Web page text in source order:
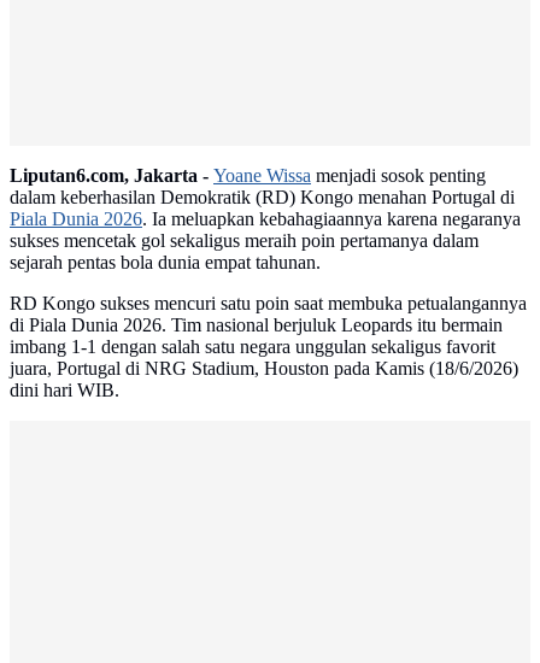
Liputan6.com, Jakarta - Yoane Wissa menjadi sosok penting
dalam keberhasilan Demokratik (RD) Kongo menahan Portugal di
Piala Dunia 2026. Ia meluapkan kebahagiaannya karena negaranya
sukses mencetak gol sekaligus meraih poin pertamanya dalam
sejarah pentas bola dunia empat tahunan.
RD Kongo sukses mencuri satu poin saat membuka petualangannya
di Piala Dunia 2026. Tim nasional berjuluk Leopards itu bermain
imbang 1-1 dengan salah satu negara unggulan sekaligus favorit
juara, Portugal di NRG Stadium, Houston pada Kamis (18/6/2026)
dini hari WIB.